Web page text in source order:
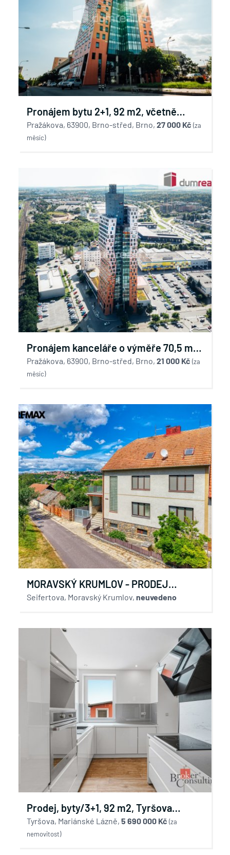
Pronájem bytu 2+1, 92 m2, včetně
parkovacího místa v Brně AZ Tower
Pražákova, 63900, Brno-střed, Brno, 27 000 Kč (za
měsíc)
Pronájem kanceláře o výměře 70,5 m2,
včetně parkovacího místa v Brně AZ
Tower
Pražákova, 63900, Brno-střed, Brno, 21 000 Kč (za
měsíc)
MORAVSKÝ KRUMLOV - PRODEJ
VELKÉHO RODINNÉHO DOMU
Seifertova, Moravský Krumlov, neuvedeno
Prodej, byty/3+1, 92 m2, Tyršova
242/3, 35301 Mariánské Lázně, Cheb
[ID 88679]
Tyršova, Mariánské Lázně, 5 690 000 Kč (za
nemovitost)